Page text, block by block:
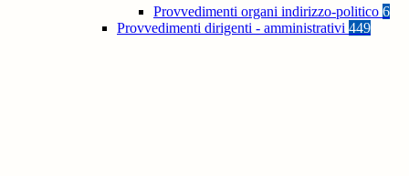
Provvedimenti organi indirizzo-politico 6
Provvedimenti dirigenti - amministrativi 449